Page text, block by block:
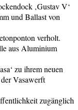
‚Gustav V‘
und Ballast von
verholt.
aus Aluminium
zu ihrem neuen
Vasawerft
zugänglich